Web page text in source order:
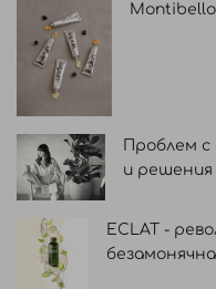
Montibello
Проблем
и решения
ECLAT -